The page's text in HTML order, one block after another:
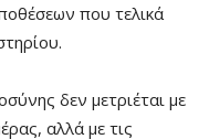
που τελικά
δεν μετριέται με
αλλά με τις